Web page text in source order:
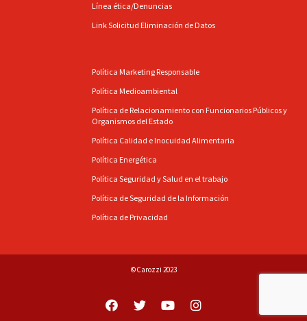
Línea ética/Denuncias
Link Solicitud Eliminación de Datos
Política Marketing Responsable
Política Medioambiental
Política de Relacionamiento con Funcionarios Públicos y
Organismos del Estado
Política Calidad e Inocuidad Alimentaria
Política Energética
Política Seguridad y Salud en el trabajo
Política de Seguridad de la Información
Política de Privacidad
©Carozzi 2023